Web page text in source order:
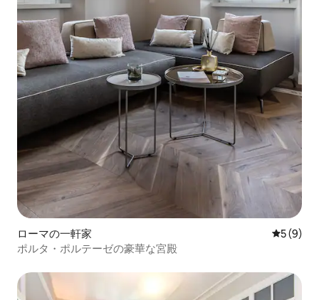
ローマの一軒家 レビュー
5 (9)
ポルタ・ポルテーゼの豪華な宮殿